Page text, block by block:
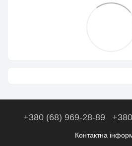
+380 (68) 969-28-89
Контактна